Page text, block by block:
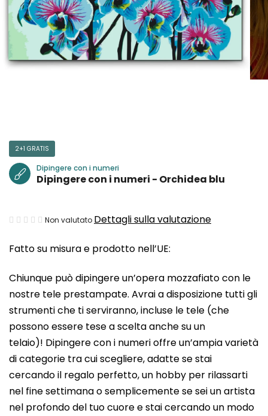
Fatto su misura e prodotto nell’UE:
Chiunque può dipingere un’opera mozzafiato con le
nostre tele prestampate. Avrai a disposizione tutti gli
strumenti che ti serviranno, incluse le tele (che
possono essere tese a scelta anche su un
telaio)! Dipingere con i numeri offre un’ampia varietà
di categorie tra cui scegliere, adatte se stai
cercando il regalo perfetto, un hobby per rilassarti
nel fine settimana o semplicemente se sei un artista
nel profondo del tuo cuore e stai cercando un modo
2+1 GRATIS
Dipingere con i numeri
Dipingere con i numeri - Orchidea blu
La
media
prodotto
è
0,0
su
5
stelle.
Non valutato Dettagli sulla valutazione